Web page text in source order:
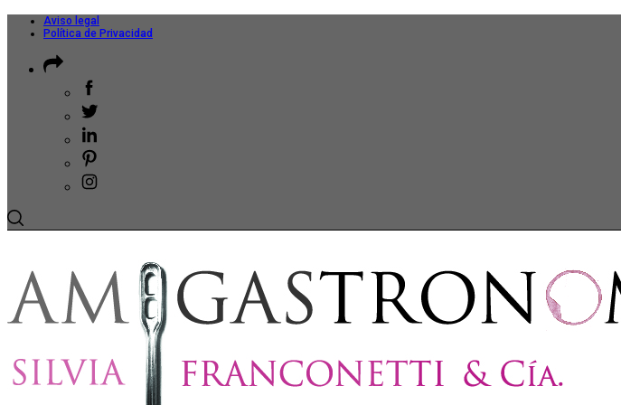
Aviso legal
Política de Privacidad